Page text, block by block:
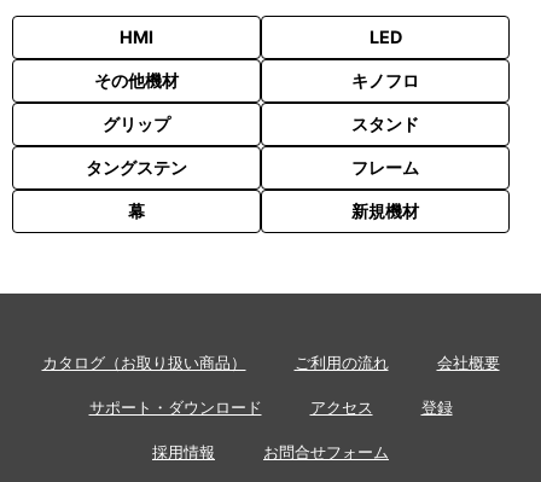
HMI LED
その他機材 キノフロ
グリップ スタンド
タングステン フレーム
幕 新規機材
カタログ（お取り扱い商品） ご利用の流れ 会社概要
サポート・ダウンロード アクセス 登録
採用情報 お問合せフォーム